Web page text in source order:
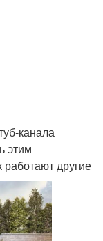
канала
этим
работают другие